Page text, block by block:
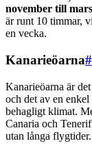
november till mars
är runt 10 timmar,
en vecka.
Kanarieöarna#
Kanarieöarna är
och det av en
behagligt klimat.
Canaria och
utan långa flygtider.